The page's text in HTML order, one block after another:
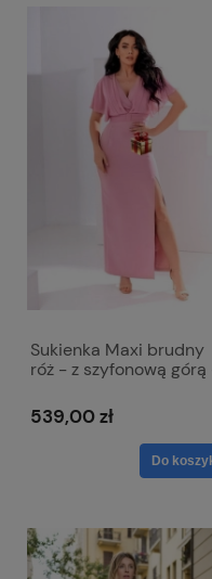
Sukienka Maxi brudny
róż - z szyfonową górą
539,00 zł
Do